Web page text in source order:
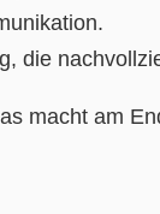
die
macht am